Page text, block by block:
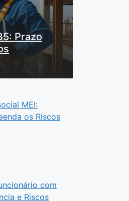
Prazo
MEI:
os Riscos
com
e Riscos